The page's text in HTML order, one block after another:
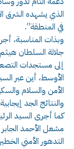
الذي يشهده الشرق
في المنطقة”.
وبذات المناسبة،
جلالة السلطان
إلى مستجدات
الأوسط، أين عبر
الأمن والسلام
والنتائج الجد
كما أجرى السيد
مشعل الأحمد الجابر
التدهور الأمني